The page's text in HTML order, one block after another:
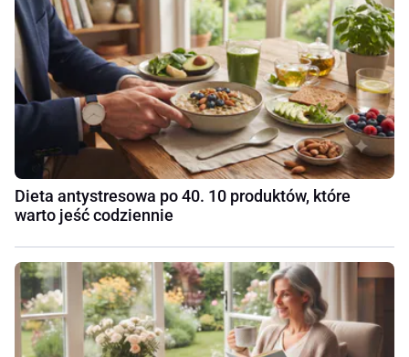
Dieta antystresowa po 40. 10 produktów, które
warto jeść codziennie